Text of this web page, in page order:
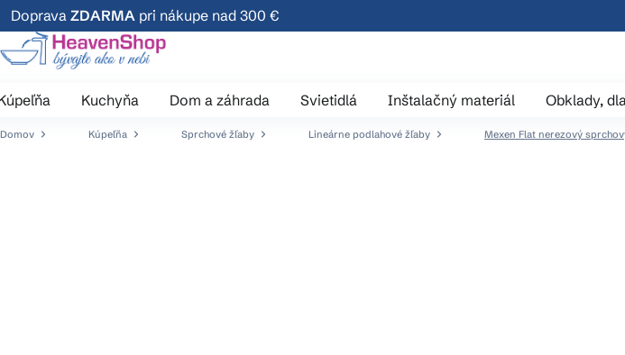
Prejsť
na
obsah
Doprava ZDARMA pri nákupe nad 300 €
Kuchyňa Dom a záhrada Svietidlá Inštalačný materiál Obklady,
Domov Kúpeľňa Sprchové žľaby Lineárne podlahové žľaby Mexen Flat nerezový